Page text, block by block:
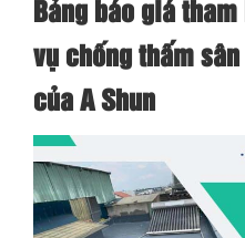
Bảng báo giá
vụ chống thấm
của A Shun